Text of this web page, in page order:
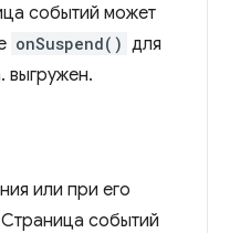
событий может
onSuspend() для
выгружен.
или при его
событий